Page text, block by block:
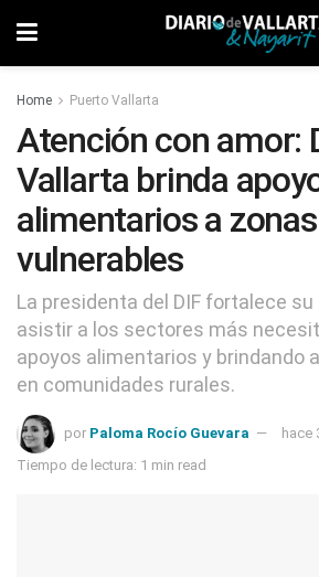
Home Puerto Vallarta
Atención con amor:
Vallarta brinda
alimentarios a zonas
vulnerables
La presidenta del DIF fortalece
asistir a los sectores más
apoyos alimentarios y brindando
en comunidades rurales.
por Paloma Rocío Guevara
hace
Tiempo de lectura: 1 min read